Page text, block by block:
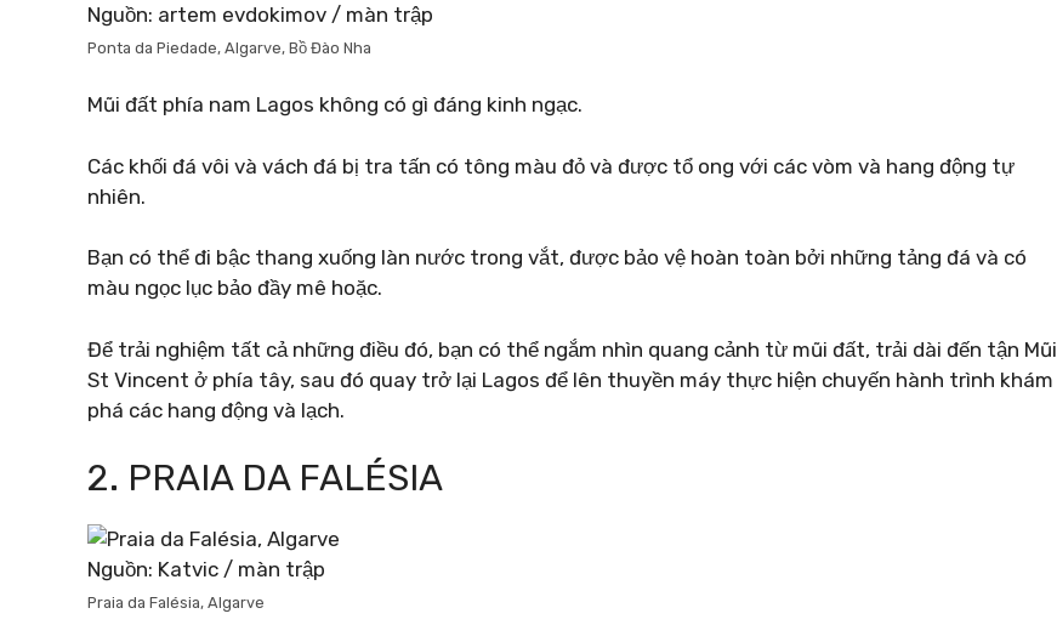
Nguồn: artem evdokimov / màn trập
Ponta da Piedade, Algarve, Bồ Đào Nha
Mũi đất phía nam Lagos không có gì đáng kinh ngạc.
Các khối đá vôi và vách đá bị tra tấn có tông màu đỏ và được tổ ong với các vòm và hang động tự
nhiên.
Bạn có thể đi bậc thang xuống làn nước trong vắt, được bảo vệ hoàn toàn bởi những tảng đá và có
màu ngọc lục bảo đầy mê hoặc.
Để trải nghiệm tất cả những điều đó, bạn có thể ngắm nhìn quang cảnh từ mũi đất, trải dài đến tận Mũi
St Vincent ở phía tây, sau đó quay trở lại Lagos để lên thuyền máy thực hiện chuyến hành trình khám
phá các hang động và lạch.
2. PRAIA DA FALÉSIA
Nguồn: Katvic / màn trập
Praia da Falésia, Algarve